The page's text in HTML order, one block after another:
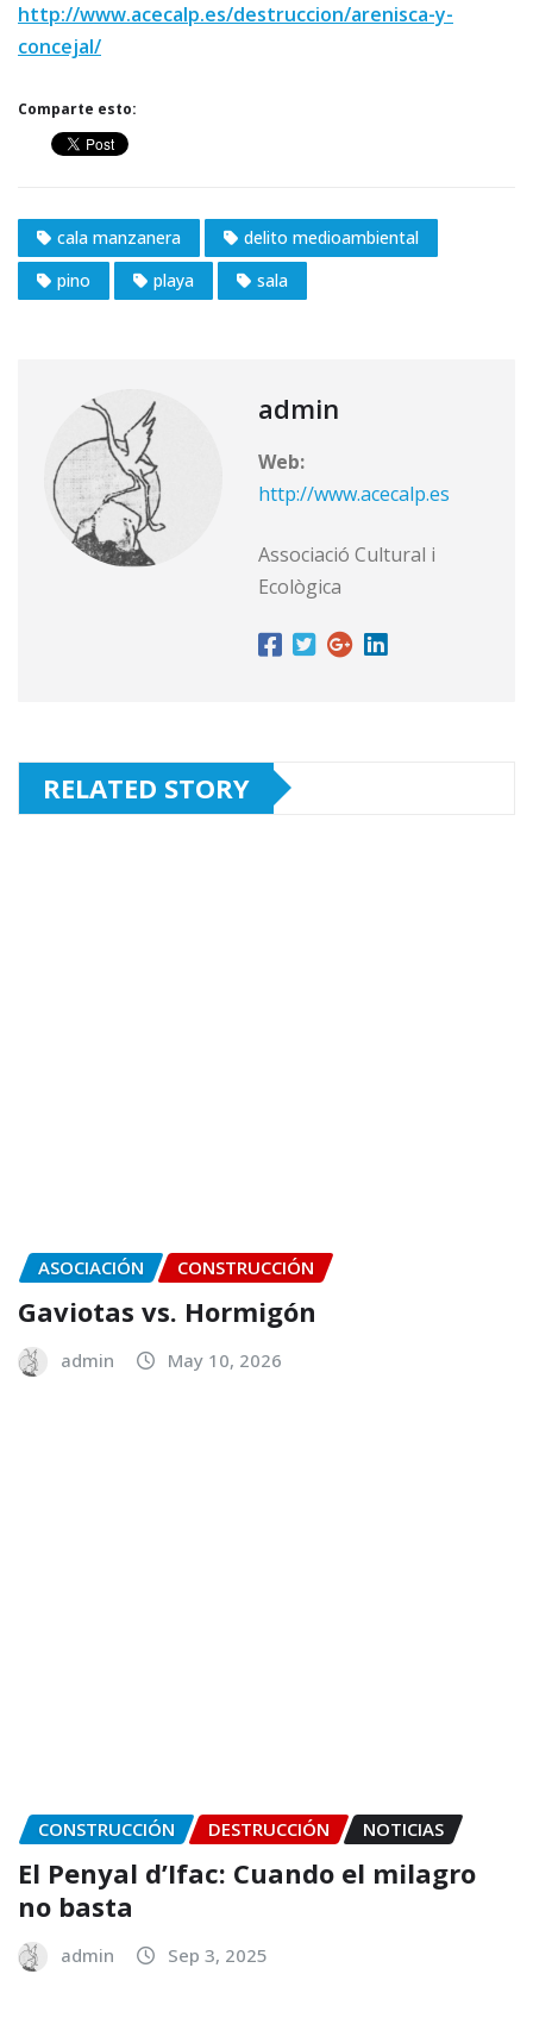
http://www.acecalp.es/destruccion/arenisca-y-
concejal/
Comparte esto:
cala manzanera
delito medioambiental
pino
playa sala
admin
Web:
http://www.acecalp.es
Associació Cultural i
Ecològica
RELATED STORY
ASOCIACIÓN CONSTRUCCIÓN
Gaviotas vs. Hormigón
admin May 10, 2026
CONSTRUCCIÓN DESTRUCCIÓN NOTICIAS
El Penyal d’Ifac: Cuando el milagro
no basta
admin Sep 3, 2025